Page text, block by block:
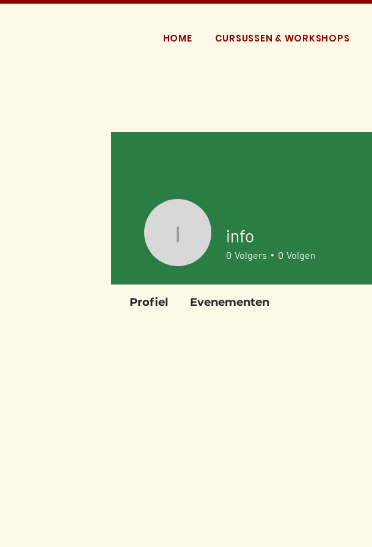
HOME CURSUSSEN & WORKSHOPS
info info
0 Volgers 0 Volgen
Profiel Evenementen